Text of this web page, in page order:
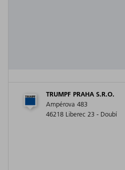
TRUMPF PRAHA S.R.O.
Ampérova 483
46218 Liberec 23 - Doubí